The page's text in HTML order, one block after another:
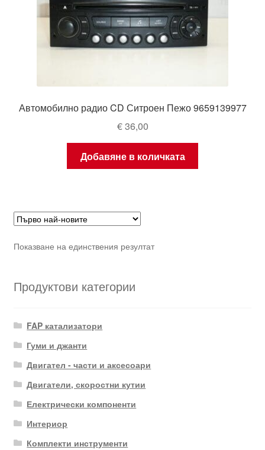
Автомобилно радио CD Ситроен Пежо 9659139977
€36,00
Добавяне в количката
Показване на единствения резултат
Продуктови категории
FAP катализатори
Гуми и джанти
Двигател - части и аксесоари
Двигатели, скоростни кутии
Електрически компоненти
Интериор
Комплекти инструменти